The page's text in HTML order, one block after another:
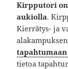
Kirpputori on
aukiolla.
Kierrätys- ja
tietoa